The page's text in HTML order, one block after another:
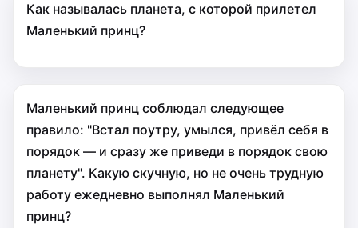
Как называлась планета, с которой прилетел
Маленький принц?
Маленький принц соблюдал следующее
правило: "Встал поутру, умылся, привёл себя в
порядок — и сразу же приведи в порядок свою
планету". Какую скучную, но не очень трудную
работу ежедневно выполнял Маленький
принц?